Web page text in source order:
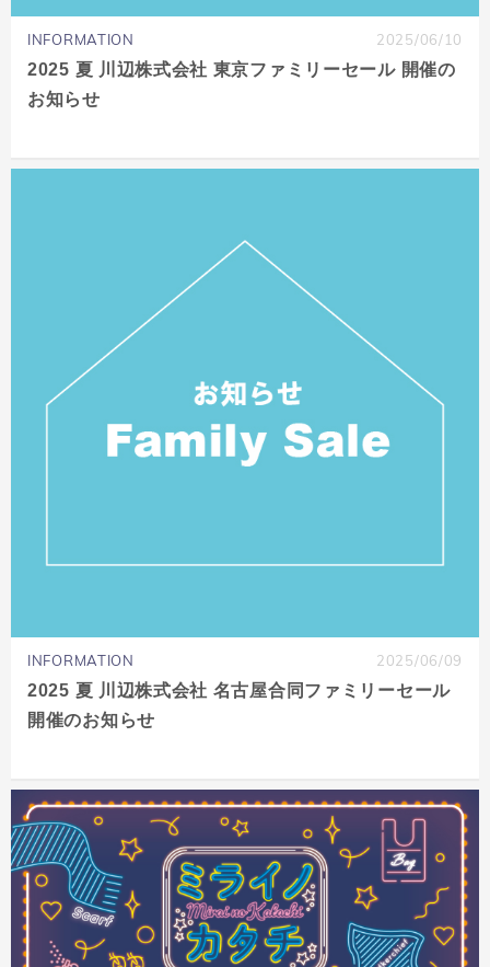
INFORMATION 2025/06/10
2025 夏 川辺株式会社 東京ファミリーセール 開催の
お知らせ
INFORMATION 2025/06/09
2025 夏 川辺株式会社 名古屋合同ファミリーセール
開催のお知らせ